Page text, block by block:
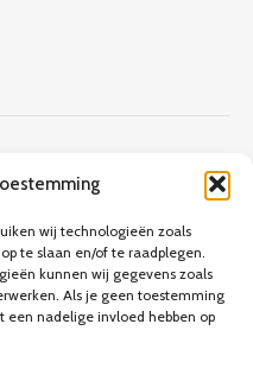
wij technologieën zoals
te slaan en/of te raadplegen.
kunnen wij gegevens zoals
Als je geen toestemming
nadelige invloed hebben op
op een budget
9.706Views